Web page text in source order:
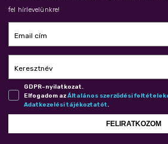
fel hírlevelünkre!
Email cím
Keresztnév
GDPR-nyilatkozat.
Elfogadom azÁl­ta­lá­nos szer­ző­dé­si
Adat­ke­ze­lé­si tá­jé­koz­ta­tót.
FELIRATKOZOM